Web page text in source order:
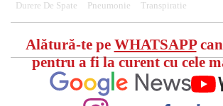
Durere De Spate Pneumonie Transpiratie
Alătură-te pe WHATSAPP
pentru a fi la curent cu cele